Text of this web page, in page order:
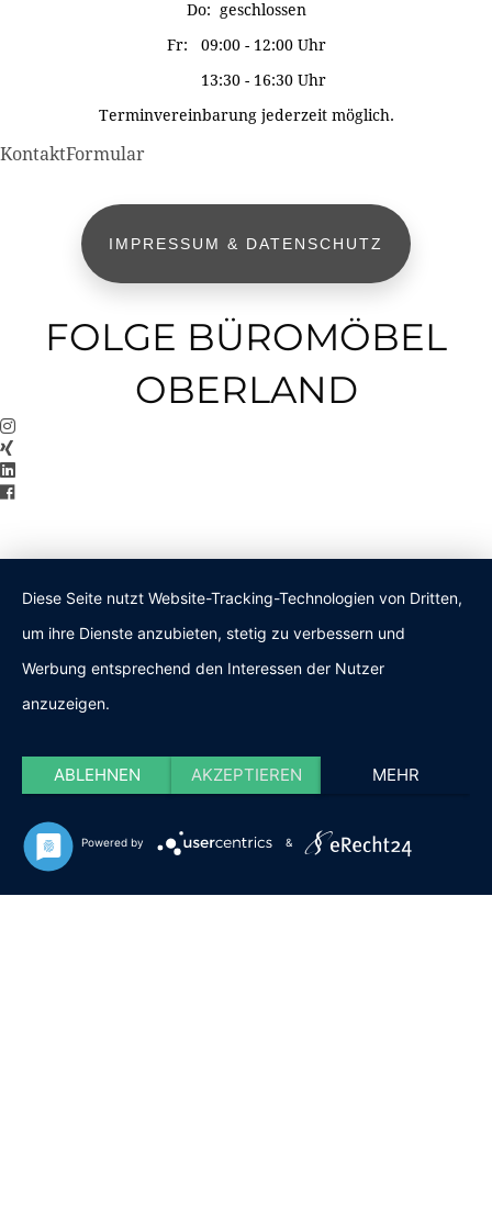
Do: geschlossen
Fr: 09:00 - 12:00 Uhr
13:30 - 16:30 Uhr
Terminvereinbarung jederzeit möglich.
KontaktFormular
IMPRESSUM & DATENSCHUTZ
FOLGE BÜROMÖBEL
OBERLAND
Diese Seite nutzt Website-Tracking-Technologien von Dritten,
um ihre Dienste anzubieten, stetig zu verbessern und
Werbung entsprechend den Interessen der Nutzer
anzuzeigen.
ABLEHNEN AKZEPTIEREN MEHR
Powered by &